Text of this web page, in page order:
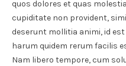
quos dolores et quas
cupiditate non provident,
deserunt mollitia animi, id
harum quidem rerum facilis
Nam libero tempore, cum